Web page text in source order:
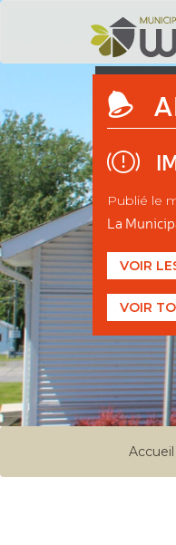
Publié le
La
VOIR
VOIR
Accueil